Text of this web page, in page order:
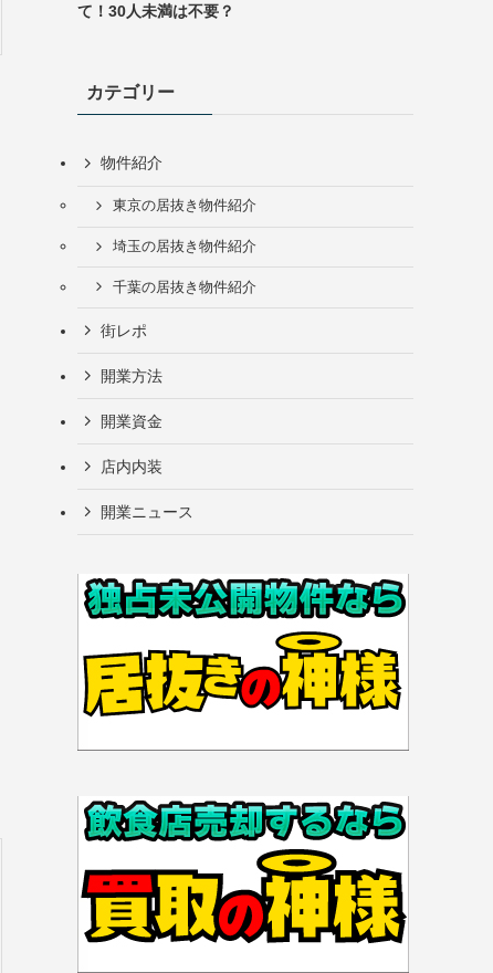
て！30人未満は不要？
カテゴリー
物件紹介
東京の居抜き物件紹介
埼玉の居抜き物件紹介
千葉の居抜き物件紹介
街レポ
開業方法
開業資金
店内内装
開業ニュース